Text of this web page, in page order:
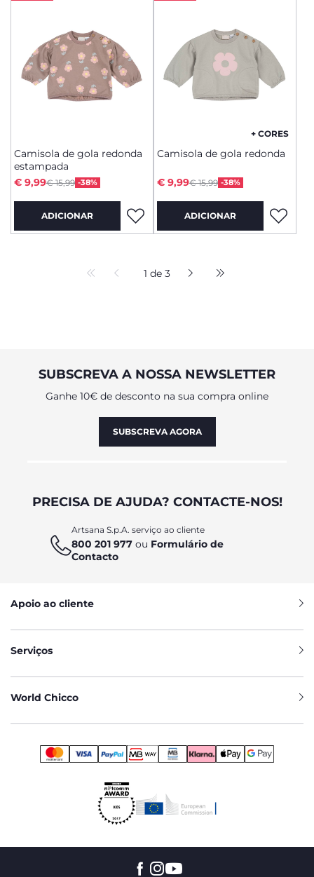
Camisola de gola redonda
estampada
Price reduced from
€ 15,99 -38%
to
€ 9,99
ADICIONAR
+ CORES
Camisola de gola redonda
Price reduced from
€ 15,99 -38%
to
€ 9,99
ADICIONAR
1 de 3
SUBSCREVA A NOSSA NEWSLETTER
Ganhe 10€ de desconto na sua compra online
SUBSCREVA AGORA
PRECISA DE AJUDA? CONTACTE-NOS!
Artsana S.p.A. serviço ao cliente
800 201 977 ou Formulário de
Contacto
Apoio ao cliente
Serviços
World Chicco